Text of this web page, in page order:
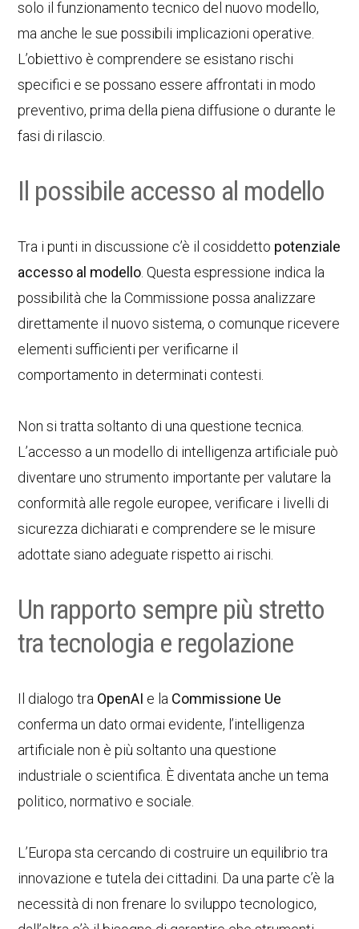
solo il funzionamento tecnico del nuovo modello,
ma anche le sue possibili implicazioni operative.
L’obiettivo è comprendere se esistano rischi
specifici e se possano essere affrontati in modo
preventivo, prima della piena diffusione o durante le
fasi di rilascio.
Il possibile accesso al modello
Tra i punti in discussione c’è il cosiddetto potenziale
accesso al modello . Questa espressione indica la
possibilità che la Commissione possa analizzare
direttamente il nuovo sistema, o comunque ricevere
elementi sufficienti per verificarne il
comportamento in determinati contesti.
Non si tratta soltanto di una questione tecnica.
L’accesso a un modello di intelligenza artificiale può
diventare uno strumento importante per valutare la
conformità alle regole europee, verificare i livelli di
sicurezza dichiarati e comprendere se le misure
adottate siano adeguate rispetto ai rischi.
Un rapporto sempre più stretto
tra tecnologia e regolazione
Il dialogo tra OpenAI e la Commissione Ue
conferma un dato ormai evidente, l’intelligenza
artificiale non è più soltanto una questione
industriale o scientifica. È diventata anche un tema
politico, normativo e sociale.
L’Europa sta cercando di costruire un equilibrio tra
innovazione e tutela dei cittadini. Da una parte c’è la
necessità di non frenare lo sviluppo tecnologico,